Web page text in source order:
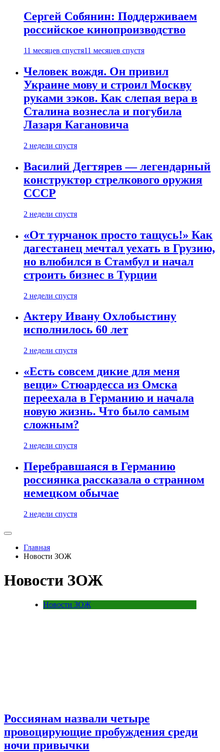
Сергей Собянин: Поддерживаем
российское кинопроизводство
11 месяцев спустя11 месяцев спустя
Человек вождя. Он привил
Украине мову и строил Москву
руками зэков. Как слепая вера в
Сталина вознесла и погубила
Лазаря Кагановича
2 недели спустя
Василий Дегтярев — легендарный
конструктор стрелкового оружия
СССР
2 недели спустя
«От турчанок просто тащусь!» Как
дагестанец мечтал уехать в Грузию,
но влюбился в Стамбул и начал
строить бизнес в Турции
2 недели спустя
Актеру Ивану Охлобыстину
исполнилось 60 лет
2 недели спустя
«Есть совсем дикие для меня
вещи» Стюардесса из Омска
переехала в Германию и начала
новую жизнь. Что было самым
сложным?
2 недели спустя
Перебравшаяся в Германию
россиянка рассказала о странном
немецком обычае
2 недели спустя
Главная
Новости ЗОЖ
Новости ЗОЖ
Новости ЗОЖ
Россиянам назвали четыре
провоцирующие пробуждения среди
ночи привычки